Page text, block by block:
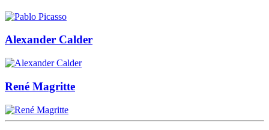
Alexander Calder
René Magritte